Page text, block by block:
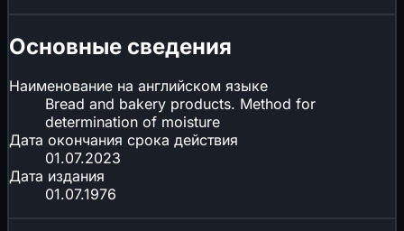
Основные сведения
Наименование на английском языке
Bread and bakery products. Method for
determination of moisture
Дата окончания срока действия
01.07.2023
Дата издания
01.07.1976